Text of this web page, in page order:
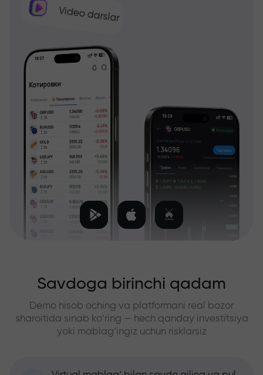
Video darslar
Savdoga birinchi qadam
Demo hisob oching va platformani real bozor
sharoitida sinab ko‘ring — hech qanday investitsiya
yoki mablag‘ingiz uchun risklarsiz